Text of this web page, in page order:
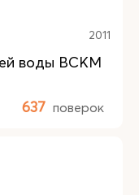
2011
воды ВСКМ
637 поверок